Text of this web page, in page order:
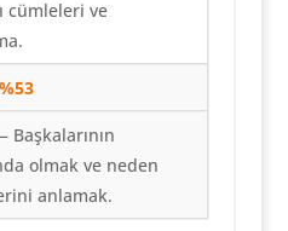
cümleleri ve
%53
olmak ve neden
anlamak.